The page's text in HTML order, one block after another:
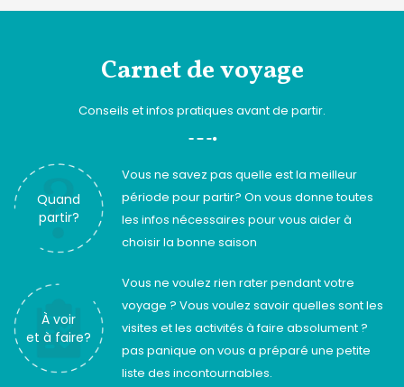
Carnet de voyage
Conseils et infos pratiques avant de partir.
Quand
partir?
Vous ne savez pas quelle est la meilleur
période pour partir? On vous donne toutes
les infos nécessaires pour vous aider à
choisir la bonne saison
À voir
et à faire?
Vous ne voulez rien rater pendant votre
voyage ? Vous voulez savoir quelles sont les
visites et les activités à faire absolument ?
pas panique on vous a préparé une petite
liste des incontournables.